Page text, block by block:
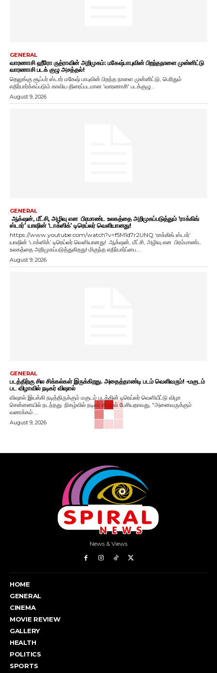
GENERAL
வாரணாசி ஹீரோ ருத்ராவின் அறிமுகம்: மகேஷ்பாபுவின் பிறந்தநாளை முன்னிட்டு
வாரணாசி படக் குழு அசத்தல்!
தெலுங்கு சூப்பர் ஸ்டார் மகேஷ் பாபுவின் பிறந்த நாளை முன்னிட்டு, பெரிதும்
எதிர்பார்க்கப்படும் காவிய திரைப்படமான 'வாரணாசி' படக்குழு...
August 9, 2026
GENERAL
ஆக்‌ஷன், மீட்சி, அழிவு என பிரமாண்ட உலகத்தை அறிமுகப்படுத்தும் ‘ராக்கிங்
ஸ்டார்’ யாஷின் ‘டாக்ஸிக்’ டிரெய்லர் வெளியானது!
https://www.youtube.com/watch?v=f5M1d7r2UNQ ‘ராக்கிங் ஸ்டார்’
யாஷின் ‘டாக்ஸிக்’ டிரெய்லர் வெளியானது! ஆக்‌ஷன், மீட்சி, அழிவு என பிரம்மாண்ட
உலகத்தை அறிமுகப்படுத்துகிறது! மிகுந்த எதிர்பார்ப்பை...
August 9, 2026
GENERAL
படத்திற்கு சில சிக்கல்கள் இருக்கிறது. அதைத்தாண்டி படம் வெளிவரும்! -மகுடம்
பட விழாவில் நடிகர் விஷால்
விஷால் இயக்கி நடித்திருக்கும் மகுடம் படத்தின் டிரெய்லர் வெளியீட்டு விழா
சென்னையில் நடந்தது. நிகழ்வில் நடிகர் விஷால் பேசியதாவது, "அனைவருக்கும்
வணக்கம்....
August 9, 2026
News & Views
HOME
GENERAL
CINEMA
MOVIE REVIEW
GALLERY
HEALTH
POLITICS
SPORTS